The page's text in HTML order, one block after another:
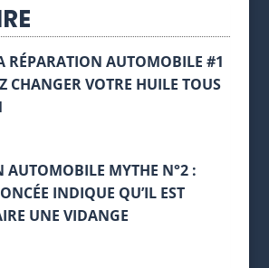
RÉPARATION AUTOMOBILE #1
CHANGER VOTRE HUILE TOUS
AUTOMOBILE MYTHE N°2 :
INDIQUE QU’IL EST
UNE VIDANGE